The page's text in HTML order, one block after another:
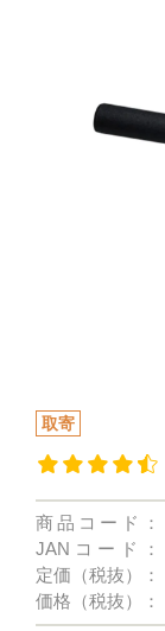
取寄
商品コード：
JANコード：
定価（税抜）：
価格（税抜）：